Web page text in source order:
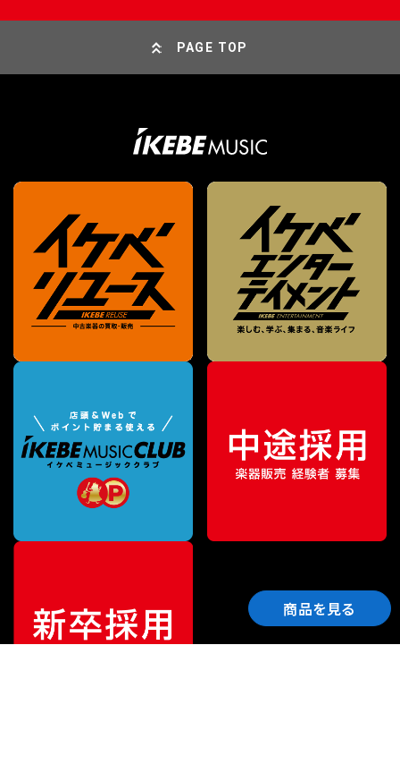
商品を見る
PAGE TOP